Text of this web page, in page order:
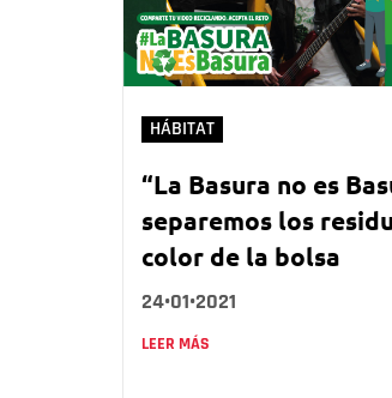
HÁBITAT
“La Basura no es
separemos los
color de la bolsa
24•01•2021
LEER MÁS